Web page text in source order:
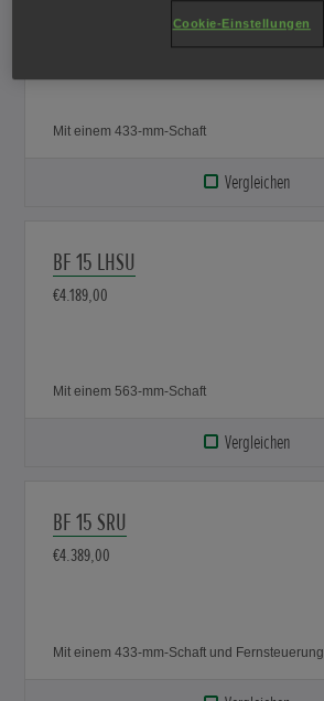
Mit einem 433-mm-Schaft
Vergleichen
BF 15 LHSU
€4.189,00
Mit einem 563-mm-Schaft
Vergleichen
BF 15 SRU
€4.389,00
Mit einem 433-mm-Schaft und Fernsteuerung
Cookie-Einstellungen